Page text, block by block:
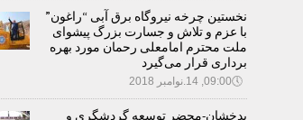
نخستین چرخه نیروگاه برق آبی “راغون”
با عزم و تلاش و جسارت بزرگ پیشوای
ملت محترم امامعلی رحمان مورد بهره
برداری قرار می‌گیرد
🕔09:00, 14.نوامبر 2018
بدخشان-محضر توسعه گردشگری و